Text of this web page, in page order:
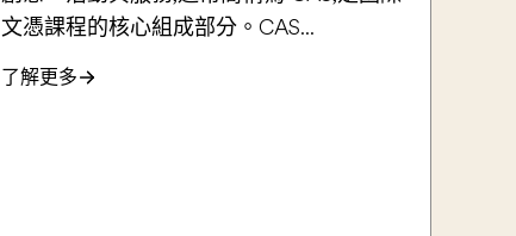
文憑課程的核心組成部分。CAS...
了解更多